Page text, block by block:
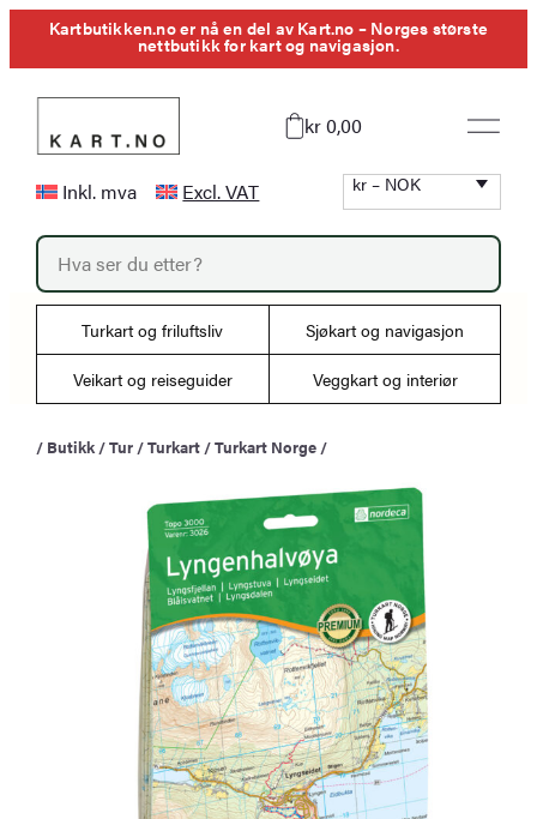
HoppKartbutikken.no er nå en del av Kart.no – Norges største
nettbutikk for kart og navigasjon.
kr 0,00
Inkl. mva Excl. VAT kr – NOK
P
o
d
t
r
Turkart og friluftsliv Sjøkart og navigasjon
Veikart og reiseguider Veggkart og interiør
/ Butikk /Tur /Turkart /Turkart Norge /